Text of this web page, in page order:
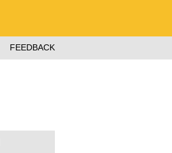
FEEDBACK